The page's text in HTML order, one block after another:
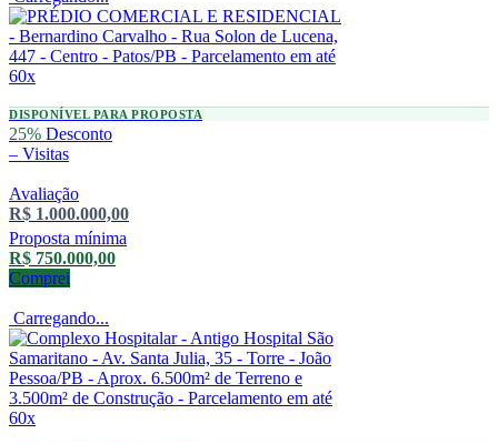
DISPONÍVEL PARA PROPOSTA
25% Desconto
– Visitas
Avaliação
R$ 1.000.000,00
Proposta mínima
R$ 750.000,00
Comprei
Carregando...